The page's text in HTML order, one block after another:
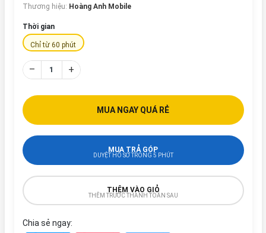
Thương hiệu: Hoàng Anh Mobile
Thời gian
Chỉ từ 60 phút
– +
MUA NGAY QUÁ RẺ
MUA TRẢ GÓP
DUYỆT HỒ SƠ TRONG 5 PHÚT
THÊM VÀO GIỎ
THÊM TRƯỚC THANH TOÁN SAU
Chia sẻ ngay: